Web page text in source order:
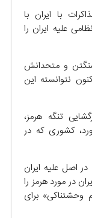
با ایران با
۹ اسفند ۱۴۰۴ تجاوز نظامی علیه ایران را
و متحدانش
نتوانسته این
تنگه هرمز،
کشوری که در
اصل علیه ایران
در مورد هرمز را
وحشتناکی» برای